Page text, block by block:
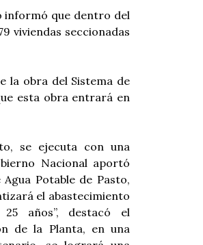
informó que dentro del
viviendas seccionadas
la obra del Sistema de
esta obra entrará en
se ejecuta con una
Nacional aportó
Potable de Pasto,
el abastecimiento
años”, destacó el
de la Planta, en una